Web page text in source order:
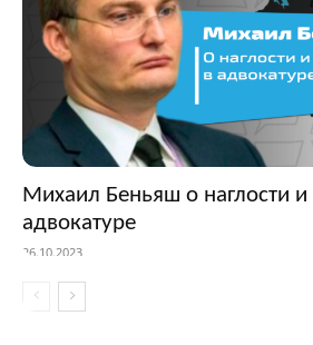
Михаил Беньяш о наглости
адвокатуре
26.10.2023